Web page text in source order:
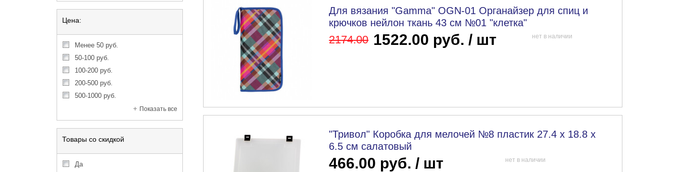
Цена:
менее 50 руб.
50-100 руб.
100-200 руб.
200-500 руб.
500-1000 руб.
Показать все
Товары со скидкой
Да
Для вязания "Gamma" OGN-01 Органайзер для спиц и
крючков нейлон ткань 43 см №01 "клетка"
2174.00 1522.00 руб. / шт нет в наличии
"Тривол" Коробка для мелочей №8 пластик 27.4 x 18.8 x
6.5 см салатовый
466.00 руб. / шт нет в наличии